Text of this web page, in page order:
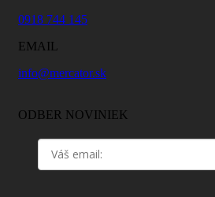
0918 744 145
EMAIL
info@mercator.sk
ODBER NOVINIEK